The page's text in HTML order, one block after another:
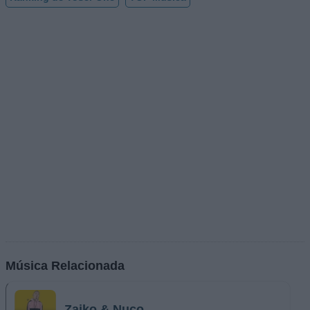
Música Relacionada